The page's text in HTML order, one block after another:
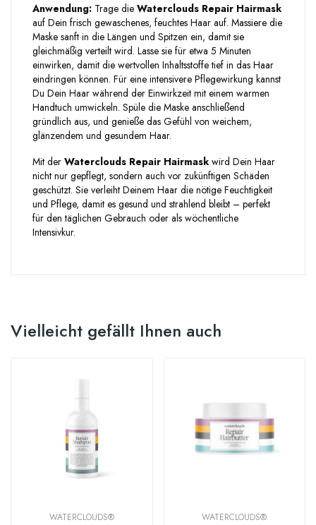
Anwendung: Trage die Waterclouds Repair Hairmask
auf Dein frisch gewaschenes, feuchtes Haar auf. Massiere die
Maske sanft in die Längen und Spitzen ein, damit sie
gleichmäßig verteilt wird. Lasse sie für etwa 5 Minuten
einwirken, damit die wertvollen Inhaltsstoffe tief in das Haar
eindringen können. Für eine intensivere Pflegewirkung kannst
Du Dein Haar während der Einwirkzeit mit einem warmen
Handtuch umwickeln. Spüle die Maske anschließend
gründlich aus, und genieße das Gefühl von weichem,
glänzendem und gesundem Haar.
Mit der Waterclouds Repair Hairmask wird Dein Haar
nicht nur gepflegt, sondern auch vor zukünftigen Schäden
geschützt. Sie verleiht Deinem Haar die nötige Feuchtigkeit
und Pflege, damit es gesund und strahlend bleibt – perfekt
für den täglichen Gebrauch oder als wöchentliche
Intensivkur.
Vielleicht gefällt Ihnen auch
WATERCLOUDS® WATERCLOUDS®